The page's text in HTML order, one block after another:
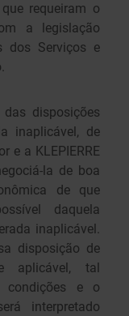
requeiram o
a legislação
dos Serviços e
disposições
inaplicável, de
e a KLEPIERRE
la de boa
de que
daquela
inaplicável.
disposição de
aplicável, tal
condições e o
interpretado